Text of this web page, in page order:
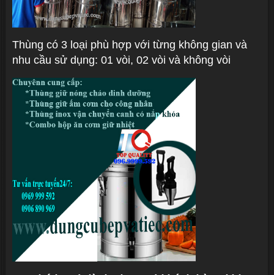
Thùng có 3 loại phù hợp với từng không gian và
nhu cầu sử dụng: 01 vòi, 02 vòi và không vòi